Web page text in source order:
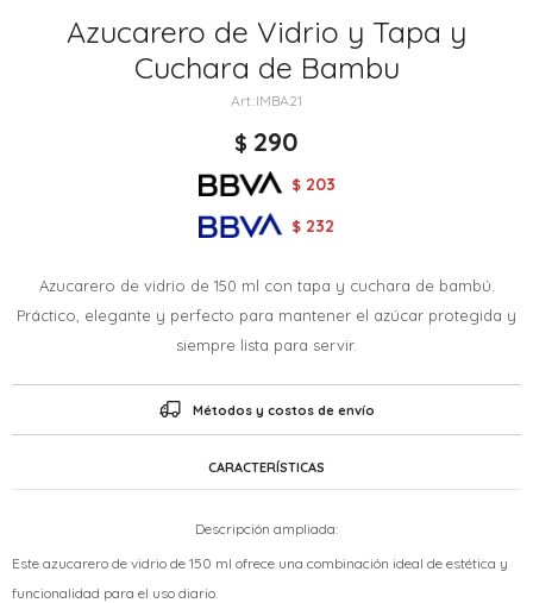
Azucarero de Vidrio y Tapa y
Cuchara de Bambu
IMBA21
$ 290
$ 203
$ 232
Azucarero de vidrio de 150 ml con tapa y cuchara de bambú.
Práctico, elegante y perfecto para mantener el azúcar protegida y
siempre lista para servir.
Métodos y costos de envío
CARACTERÍSTICAS
Descripción ampliada:
Este azucarero de vidrio de 150 ml ofrece una combinación ideal de estética y
funcionalidad para el uso diario.